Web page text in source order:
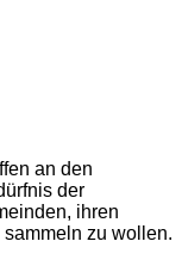
an den
der
ihren
zu wollen.